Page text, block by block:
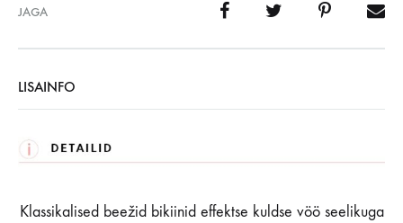
JAGA
LISAINFO
Klassikalised beežid bikiinid effektse kuldse vöö seelikuga